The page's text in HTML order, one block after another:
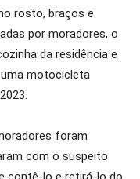
rosto, braços e
por moradores, o
da residência e
motocicleta
foram
com o suspeito